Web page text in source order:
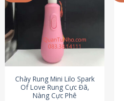
Chày Rung Mini Lilo Spark
Of Love Rung Cực Đã,
Nàng Cực Phê